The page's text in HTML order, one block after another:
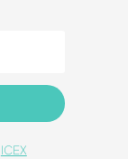
ICEX